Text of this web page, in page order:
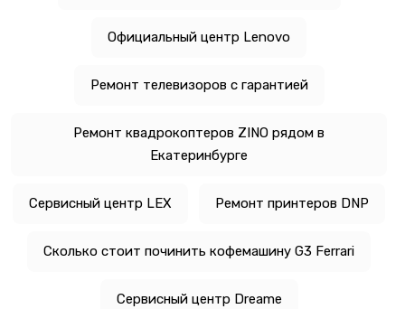
Официальный центр Lenovo
Ремонт телевизоров с гарантией
Ремонт квадрокоптеров ZINO рядом в
Екатеринбурге
Сервисный центр LEX Ремонт принтеров DNP
Сколько стоит починить кофемашину G3 Ferrari
Сервисный центр Dreame